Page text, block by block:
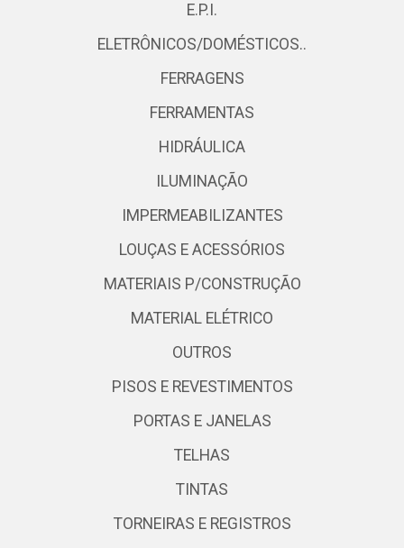
E.P.I.
ELETRÔNICOS/DOMÉSTICOS..
FERRAGENS
FERRAMENTAS
HIDRÁULICA
ILUMINAÇÃO
IMPERMEABILIZANTES
LOUÇAS E ACESSÓRIOS
MATERIAIS P/CONSTRUÇÃO
MATERIAL ELÉTRICO
OUTROS
PISOS E REVESTIMENTOS
PORTAS E JANELAS
TELHAS
TINTAS
TORNEIRAS E REGISTROS